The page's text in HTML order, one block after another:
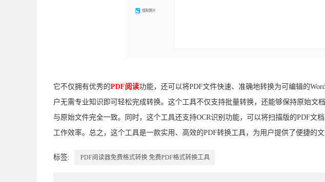
它不仅拥有优秀的PDF阅读功能，还可以将PDF文件快速、准确地转换为可编辑的
户无需专业知识即可轻松完成转换。这个工具不仅支持批量转换，还能够保持原始文
与原始文件完全一致。同时，这个工具还支持OCR识别功能，可以将扫描版的PDF文
工作效率。总之，这个工具是一款实用、高效的PDF转换工具，为用户提供了便捷的文
标签: PDF阅读器免费格式转换 免费PDF格式转换工具